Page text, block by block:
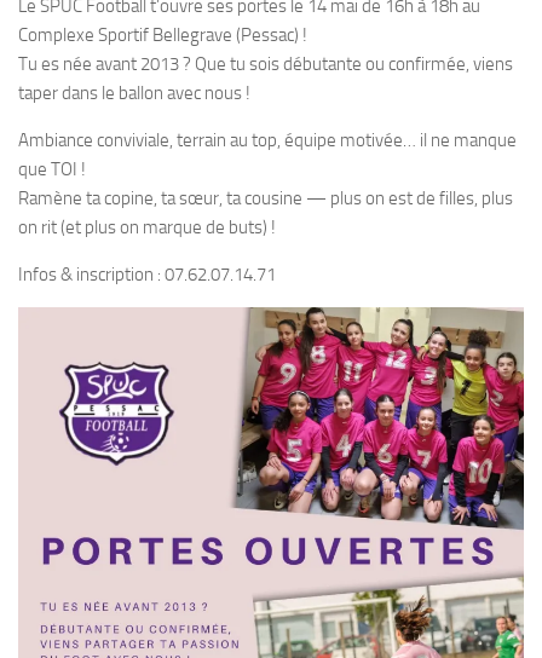
Le SPUC Football t’ouvre ses portes le 14 mai de 16h à 18h au
Complexe Sportif Bellegrave (Pessac) !
Tu es née avant 2013 ? Que tu sois débutante ou confirmée, viens
taper dans le ballon avec nous !
Ambiance conviviale, terrain au top, équipe motivée… il ne manque
que TOI !
Ramène ta copine, ta sœur, ta cousine — plus on est de filles, plus
on rit (et plus on marque de buts) !
Infos & inscription : 07.62.07.14.71